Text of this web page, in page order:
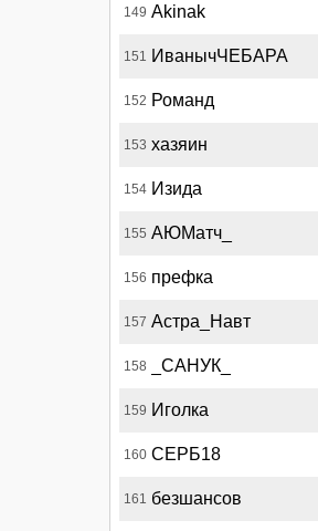
149 Akinak
151 ИванычЧЕБАРА
152 Романд
153 хазяин
154 Изида
155 АЮМатч_
156 префка
157 Астра_Навт
158 _САНУК_
159 Иголка
160 СЕРБ18
161 безшансов